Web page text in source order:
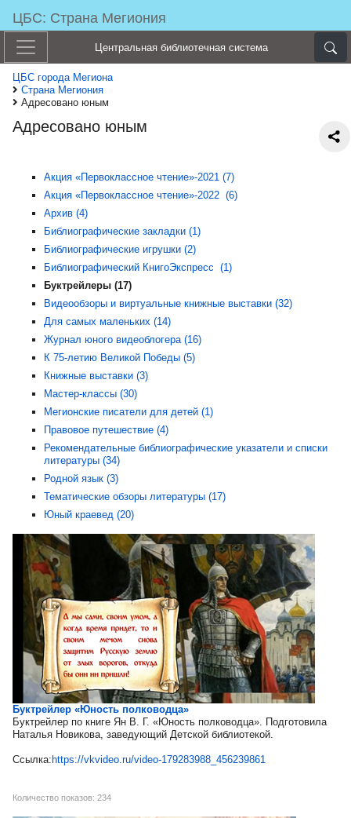
ЦБС: Страна Мегиония
Центральная библиотечная система
ЦБС города Мегиона
Страна Мегиония
Адресовано юным
Адресовано юным
Акция «Первоклассное чтение»-2021 (7)
Акция «Первоклассное чтение»-2022 (6)
Архив (4)
Библиографические закладки (1)
Библиографические игрушки (2)
Библиографический КнигоЭкспресс (1)
Буктрейлеры (17)
Видеообзоры и виртуальные книжные выставки (32)
Для самых маленьких (14)
Журнал юного видеоблогера (16)
К 75-летию Великой Победы (5)
Книжные выставки (3)
Мастер-классы (30)
Мегионские писатели для детей (1)
Правовое путешествие (4)
Рекомендательные библиографические указатели и списки
литературы (34)
Родной язык (3)
Тематические обзоры литературы (17)
Юный краевед (20)
Буктрейлер «Юность полководца»
Буктрейлер по книге Ян В. Г. «Юность полководца». Подготовила
Наталья Новикова, заведующий Детской библиотекой.
Ссылка: https://vkvideo.ru/video-179283988_456239861
Количество показов: 234